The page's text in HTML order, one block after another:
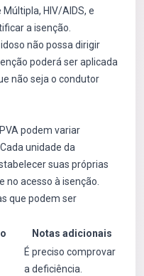
HIV/AIDS, e
a isenção.
não possa dirigir
poderá ser aplicada
não seja o condutor
podem variar
unidade da
suas próprias
acesso à isenção.
que podem ser
Notas adicionais
É preciso comprovar
a deficiência.